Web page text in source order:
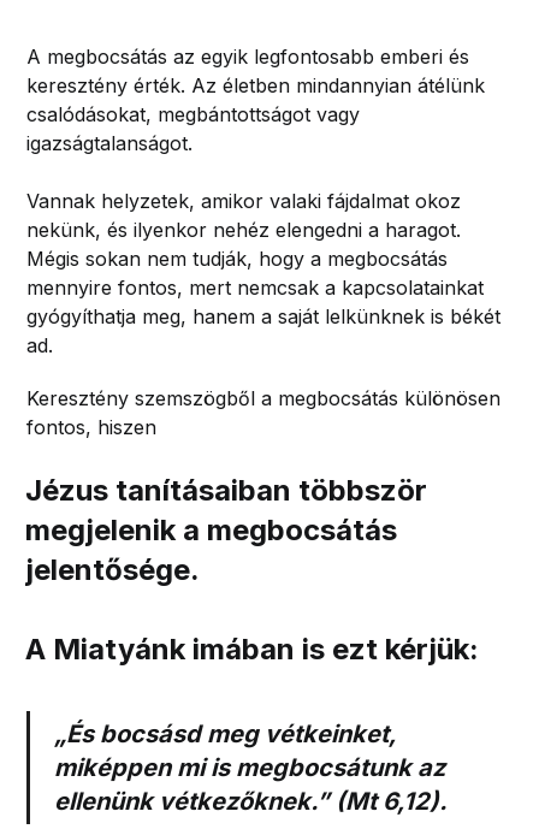
A megbocsátás az egyik legfontosabb emberi és
keresztény érték. Az életben mindannyian átélünk
csalódásokat, megbántottságot vagy
igazságtalanságot.
Vannak helyzetek, amikor valaki fájdalmat okoz
nekünk, és ilyenkor nehéz elengedni a haragot.
Mégis sokan nem tudják, hogy a megbocsátás
mennyire fontos, mert nemcsak a kapcsolatainkat
gyógyíthatja meg, hanem a saját lelkünknek is békét
ad.
Keresztény szemszögből a megbocsátás különösen
fontos, hiszen
Jézus tanításaiban többször
megjelenik a megbocsátás
jelentősége.
A Miatyánk imában is ezt kérjük:
„És bocsásd meg vétkeinket,
miképpen mi is megbocsátunk az
ellenünk vétkezőknek.” (Mt 6,12).